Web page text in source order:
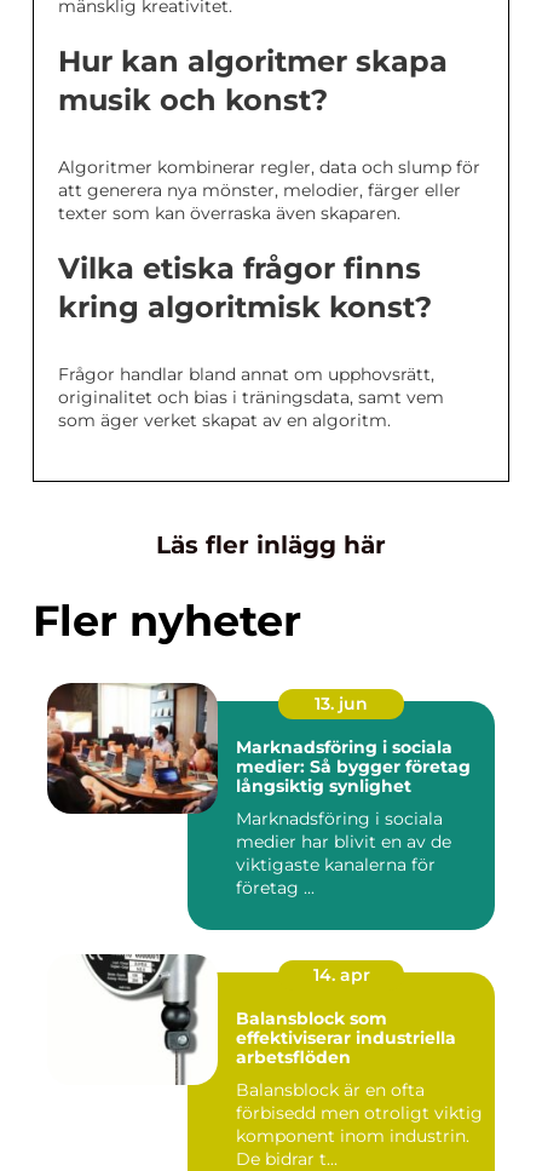
mänsklig kreativitet.
Hur kan algoritmer skapa
musik och konst?
Algoritmer kombinerar regler, data och slump för
att generera nya mönster, melodier, färger eller
texter som kan överraska även skaparen.
Vilka etiska frågor finns
kring algoritmisk konst?
Frågor handlar bland annat om upphovsrätt,
originalitet och bias i träningsdata, samt vem
som äger verket skapat av en algoritm.
Läs fler inlägg här
Fler nyheter
13. jun
Marknadsföring i sociala
medier: Så bygger företag
långsiktig synlighet
Marknadsföring i sociala
medier har blivit en av de
viktigaste kanalerna för
företag ...
14. apr
Balansblock som
effektiviserar industriella
arbetsflöden
Balansblock är en ofta
förbisedd men otroligt viktig
komponent inom industrin.
De bidrar t...